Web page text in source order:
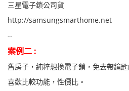
三星電子鎖公司貨
http://samsungsmarthome.net
--
案例二 :
舊房子，純粹想換電子鎖，免去帶鑰匙
喜歡比較功能，性價比。